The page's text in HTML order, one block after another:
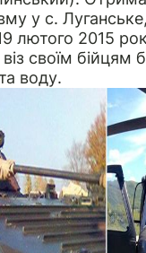
у с.
лютого 2015
своїм бійцям
воду.